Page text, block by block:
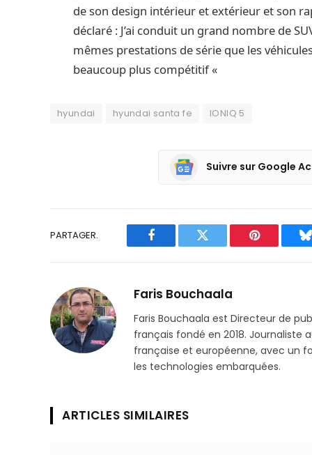
de son design intérieur et extérieur et son
déclaré : J’ai conduit un grand nombre de
mêmes prestations de série que les
beaucoup plus compétitif «
hyundai hyundai santa fe IONIQ 5
Suivre sur Google
PARTAGER.
Facebook Twitter Pinterest
Faris Bouchaala
Faris Bouchaala est Directeur de
français fondé en 2018. Journaliste
française et européenne, avec un
les technologies embarquées.
ARTICLES SIMILAIRES